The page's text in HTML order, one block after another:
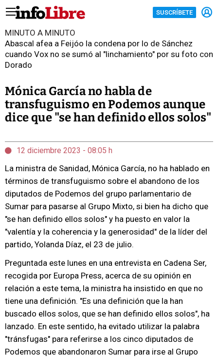
SUSCRÍBETE
MINUTO A MINUTO
Abascal afea a Feijóo la condena por lo de Sánchez
cuando Vox no se sumó al "linchamiento" por su foto con
Dorado
Mónica García no habla de
transfuguismo en Podemos aunque
dice que "se han definido ellos solos"
12 diciembre 2023 - 08:05 h
La ministra de Sanidad, Mónica García, no ha hablado en
términos de transfuguismo sobre el abandono de los
diputados de Podemos del grupo parlamentario de
Sumar para pasarse al Grupo Mixto, si bien ha dicho que
"se han definido ellos solos" y ha puesto en valor la
"valentía y la coherencia y la generosidad" de la líder del
partido, Yolanda Díaz, el 23 de julio.
Preguntada este lunes en una entrevista en Cadena Ser,
recogida por Europa Press, acerca de su opinión en
relación a este tema, la ministra ha insistido en que no
tiene una definición. "Es una definición que la han
buscado ellos solos, que se han definido ellos solos", ha
lanzado. En este sentido, ha evitado utilizar la palabra
"tránsfugas" para referirse a los cinco diputados de
Podemos que abandonaron Sumar para irse al Grupo